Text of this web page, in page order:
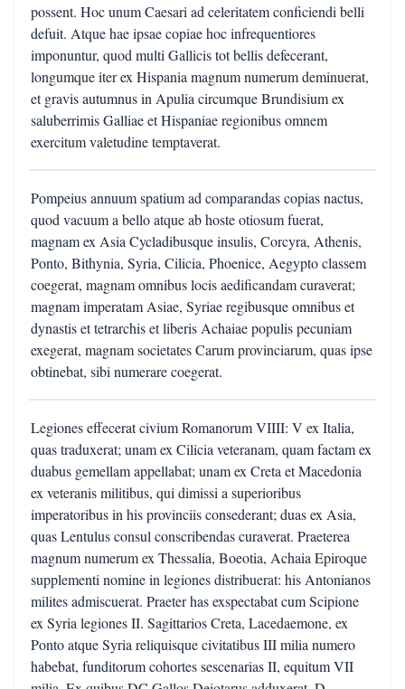
possent. Hoc unum Caesari ad celeritatem conficiendi belli
defuit. Atque hae ipsae copiae hoc infrequentiores
imponuntur, quod multi Gallicis tot bellis defecerant,
longumque iter ex Hispania magnum numerum deminuerat,
et gravis autumnus in Apulia circumque Brundisium ex
saluberrimis Galliae et Hispaniae regionibus omnem
exercitum valetudine temptaverat.
Pompeius annuum spatium ad comparandas copias nactus,
quod vacuum a bello atque ab hoste otiosum fuerat,
magnam ex Asia Cycladibusque insulis, Corcyra, Athenis,
Ponto, Bithynia, Syria, Cilicia, Phoenice, Aegypto classem
coegerat, magnam omnibus locis aedificandam curaverat;
magnam imperatam Asiae, Syriae regibusque omnibus et
dynastis et tetrarchis et liberis Achaiae populis pecuniam
exegerat, magnam societates Carum provinciarum, quas ipse
obtinebat, sibi numerare coegerat.
Legiones effecerat civium Romanorum VIIII: V ex Italia,
quas traduxerat; unam ex Cilicia veteranam, quam factam ex
duabus gemellam appellabat; unam ex Creta et Macedonia
ex veteranis militibus, qui dimissi a superioribus
imperatoribus in his provinciis consederant; duas ex Asia,
quas Lentulus consul conscribendas curaverat. Praeterea
magnum numerum ex Thessalia, Boeotia, Achaia Epiroque
supplementi nomine in legiones distribuerat: his Antonianos
milites admiscuerat. Praeter has exspectabat cum Scipione
ex Syria legiones II. Sagittarios Creta, Lacedaemone, ex
Ponto atque Syria reliquisque civitatibus III milia numero
habebat, funditorum cohortes sescenarias II, equitum VII